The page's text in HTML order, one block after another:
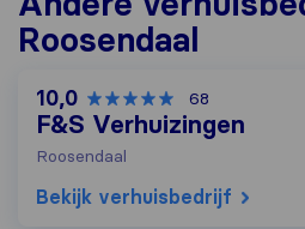
Roosendaal
10,0 68
F&S Verhuizingen
Roosendaal
Bekijk verhuisbedrijf